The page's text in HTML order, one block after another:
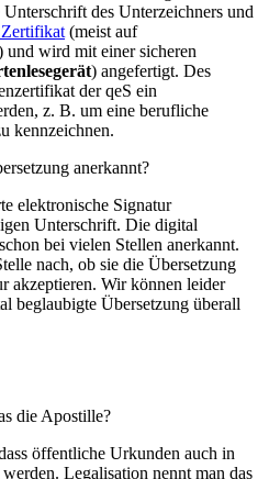
des Unterzeichners und
(meist auf
und wird mit einer sicheren
) angefertigt. Des
der qeS ein
z. B. um eine berufliche
kennzeichnen.
anerkannt?
elektronische Signatur
Unterschrift. Die digital
bei vielen Stellen anerkannt.
nach, ob sie die Übersetzung
akzeptieren. Wir können leider
beglaubigte Übersetzung überall
die Apostille?
öffentliche Urkunden auch in
Legalisation nennt man das